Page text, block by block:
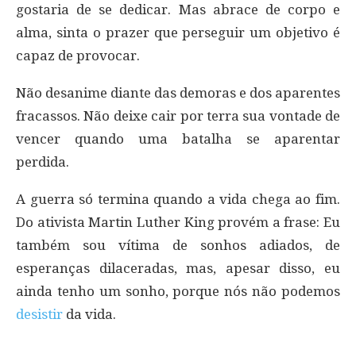
gostaria de se dedicar. Mas abrace de corpo e
alma, sinta o prazer que perseguir um objetivo é
capaz de provocar.
Não desanime diante das demoras e dos aparentes
fracassos. Não deixe cair por terra sua vontade de
vencer quando uma batalha se aparentar
perdida.
A guerra só termina quando a vida chega ao fim.
Do ativista Martin Luther King provém a frase: Eu
também sou vítima de sonhos adiados, de
esperanças dilaceradas, mas, apesar disso, eu
ainda tenho um sonho, porque nós não podemos
desistir da vida.